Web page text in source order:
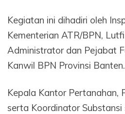
Kegiatan ini dihadiri oleh
Kementerian ATR/BPN,
Administrator dan Pejabat
Kanwil BPN Provinsi Banten.
Kepala Kantor Pertanahan,
serta Koordinator Substansi